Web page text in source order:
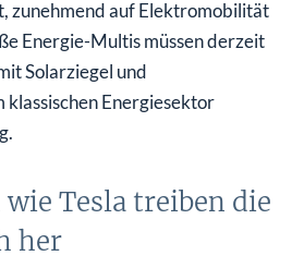
zunehmend auf Elektromobilität
Energie-Multis müssen derzeit
Solarziegel und
klassischen Energiesektor
Tesla treiben die
her